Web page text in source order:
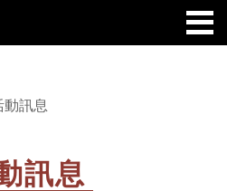
動訊息
訊息